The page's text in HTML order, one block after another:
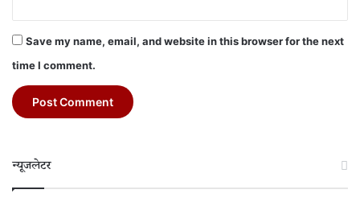
Save my name, email, and website in this browser for the next
time I comment.
न्यूजलेटर